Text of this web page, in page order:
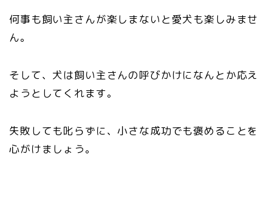
何事も飼い主さんが楽しまないと愛犬も楽しみませ
ん。
そして、犬は飼い主さんの呼びかけになんとか応え
ようとしてくれます。
失敗しても叱らずに、小さな成功でも褒めることを
心がけましょう。